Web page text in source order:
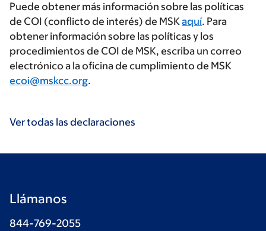
Puede obtener más información sobre las políticas
de COI (conflicto de interés) de MSKaquí. Para
obtener información sobre las políticas y los
procedimientos de COI de MSK, escriba un correo
electrónico a la oficina de cumplimiento de MSK
ecoi@mskcc.org.
Ver todas las declaraciones
Llámanos
844-769-2055